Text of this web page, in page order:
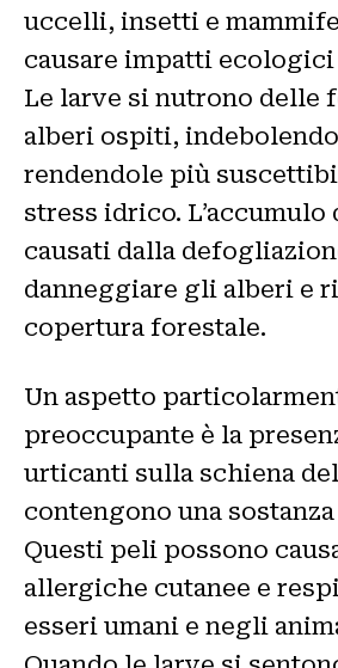
uccelli, insetti e
causare impatti
Le larve si nutrono delle
alberi ospiti,
rendendole più
stress idrico. L’accumulo
causati dalla
danneggiare gli alberi e
copertura forestale.
Un aspetto
preoccupante è la
urticanti sulla schiena
contengono una
Questi peli possono
allergiche cutanee e
esseri umani e negli